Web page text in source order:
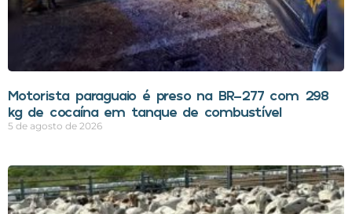
Motorista paraguaio é preso na BR-277 com 298
kg de cocaína em tanque de combustível
5 de agosto de 2026